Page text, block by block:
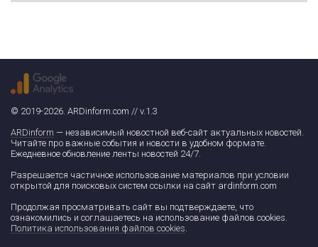
© 2019-2026. ARDinform.com // v.1.3
ARDinform — независимый новостной веб-сайт актуальных новостей.
Читайте про важные события и новости в удобном формате.
Ежедневное обновление ленты новостей 24/7.
Разрешается частичное использование материалов при условии
открытой для поисковых систем ссылки на сайт ardinform.com
Продолжая просматривать сайт вы подтверждаете, что
ознакомились и соглашаетесь на использование файлов cookies.
Политика использования файлов cookies.